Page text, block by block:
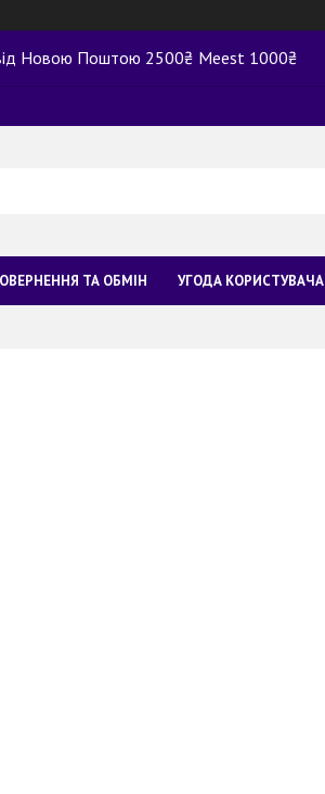
Новою Поштою 2500₴ Meest 1000₴
ТА ОБМІН УГОДА КОРИСТУВАЧА